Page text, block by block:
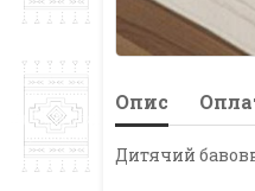
Опис
Дитячий